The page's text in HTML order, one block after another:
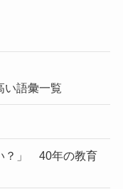
い語彙一覧
？」 40年の教育